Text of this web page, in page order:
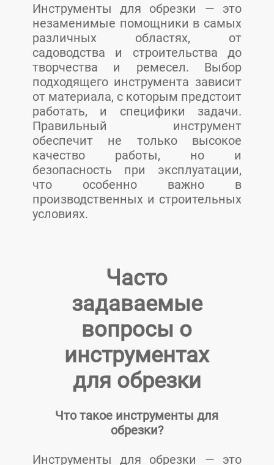
Инструменты для обрезки — это
незаменимые помощники в самых
различных областях, от
садоводства и строительства до
творчества и ремесел. Выбор
подходящего инструмента зависит
от материала, с которым предстоит
работать, и специфики задачи.
Правильный инструмент
обеспечит не только высокое
качество работы, но и
безопасность при эксплуатации,
что особенно важно в
производственных и строительных
условиях.
Часто
задаваемые
вопросы о
инструментах
для обрезки
Что такое инструменты для
обрезки?
Инструменты для обрезки — это